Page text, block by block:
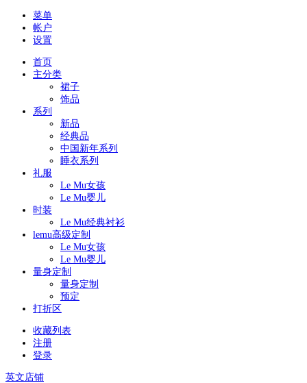
菜单
帐户
设置
首页
主分类
裙子
饰品
系列
新品
经典品
中国新年系列
睡衣系列
礼服
Le Mu女孩
Le Mu婴儿
时装
Le Mu经典衬衫
lemu高级定制
Le Mu女孩
Le Mu婴儿
量身定制
量身定制
预定
打折区
收藏列表
注册
登录
英文店铺